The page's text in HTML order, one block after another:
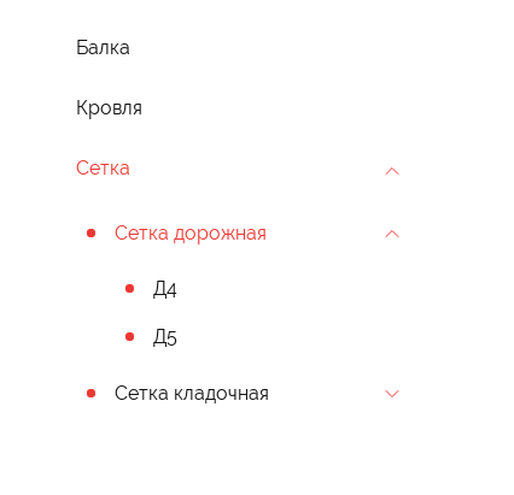
Балка
Кровля
Сетка
Сетка дорожная
Д4
Д5
Сетка кладочная